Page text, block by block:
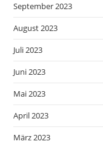
September 2023
August 2023
Juli 2023
Juni 2023
Mai 2023
April 2023
März 2023